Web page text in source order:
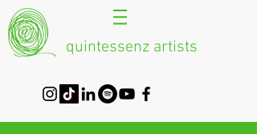
quintessenz artists